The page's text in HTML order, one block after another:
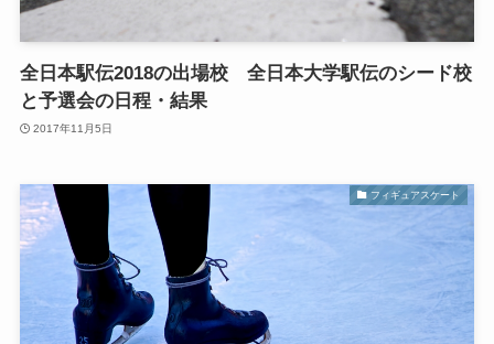
全日本駅伝2018の出場校 全日本大学駅伝のシード校
と予選会の日程・結果
2017年11月5日
フィギュアスケート